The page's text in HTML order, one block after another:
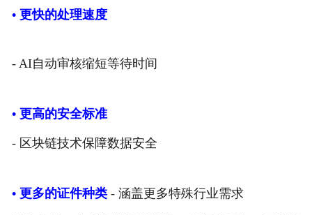
• 更快的处理速度
- AI自动审核缩短等待时间
• 更高的安全标准
- 区块链技术保障数据安全
• 更多的证件种类- 涵盖更多特殊行业需求